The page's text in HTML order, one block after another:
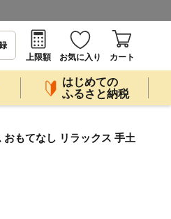
上限額
お気に入り カート
はじめての
ふるさと納税
もてなし リラックス 手土